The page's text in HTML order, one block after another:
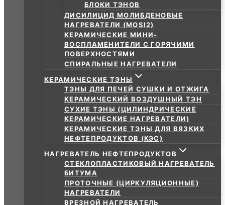
БЛОКИ ТЭНОВ
ДИСИЛИЦИД МОЛИБДЕНОВЫЕ
НАГРЕВАТЕЛИ (MOSI2)
КЕРАМИЧЕСКИЕ МИНИ-
ВОСПЛАМЕНИТЕЛИ С ГОРЯЧИМИ
ПОВЕРХНОСТЯМИ
СПИРАЛЬНЫЕ НАГРЕВАТЕЛИ
КЕРАМИЧЕСКИЕ ТЭНЫ
ТЭНЫ ДЛЯ ПЕЧЕЙ СУШКИ И ОТЖИГА
КЕРАМИЧЕСКИЙ ВОЗДУШНЫЙ ТЭН
СУХИЕ ТЭНЫ (ЦИЛИНДРИЧЕСКИЕ
КЕРАМИЧЕСКИЕ НАГРЕВАТЕЛИ)
КЕРАМИЧЕСКИЕ ТЭНЫ ДЛЯ ВЯЗКИХ
НЕФТЕПРОДУКТОВ (КЭС)
НАГРЕВАТЕЛЬ НЕФТЕПРОДУКТОВ
СТЕКЛОПЛАСТИКОВЫЙ НАГРЕВАТЕЛЬ
БИТУМА
ПРОТОЧНЫЕ (ЦИРКУЛЯЦИОННЫЕ)
НАГРЕВАТЕЛИ
ВРЕЗНОЙ НАГРЕВАТЕЛЬ